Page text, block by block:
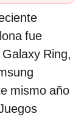
fue
Ring,
mismo año